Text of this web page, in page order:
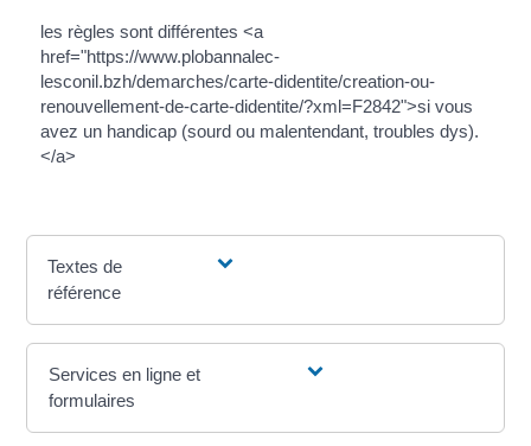
les règles sont différentes <a
href="https://www.plobannalec-
lesconil.bzh/demarches/carte-didentite/creation-ou-
renouvellement-de-carte-didentite/?xml=F2842">si vous
avez un handicap (sourd ou malentendant, troubles dys).
</a>
Textes de
référence
Services en ligne et
formulaires